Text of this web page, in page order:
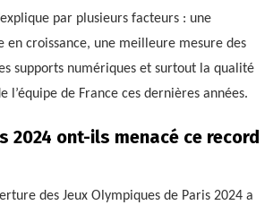
par plusieurs facteurs : une
en croissance, une meilleure mesure des
supports numériques et surtout la qualité
l’équipe de France ces dernières années.
2024 ont-ils menacé ce record
des Jeux Olympiques de Paris 2024 a